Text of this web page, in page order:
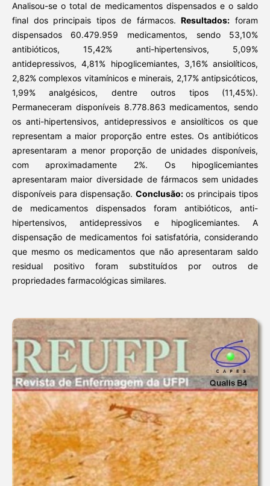
Analisou-se o total de medicamentos dispensados e o saldo
final dos principais tipos de fármacos.Resultados: foram
dispensados 60.479.959 medicamentos, sendo 53,10%
antibióticos, 15,42% anti-hipertensivos, 5,09%
antidepressivos, 4,81% hipoglicemiantes, 3,16% ansiolíticos,
2,82% complexos vitamínicos e minerais, 2,17% antipsicóticos,
1,99% analgésicos, dentre outros tipos (11,45%).
Permaneceram disponíveis 8.778.863 medicamentos, sendo
os anti-hipertensivos, antidepressivos e ansiolíticos os que
representam a maior proporção entre estes. Os antibióticos
apresentaram a menor proporção de unidades disponíveis,
com aproximadamente 2%. Os hipoglicemiantes
apresentaram maior diversidade de fármacos sem unidades
disponíveis para dispensação. Conclusão:os principais tipos
de medicamentos dispensados foram antibióticos, anti-
hipertensivos, antidepressivos e hipoglicemiantes. A
dispensação de medicamentos foi satisfatória, considerando
que mesmo os medicamentos que não apresentaram saldo
residual positivo foram substituídos por outros de
propriedades farmacológicas similares.